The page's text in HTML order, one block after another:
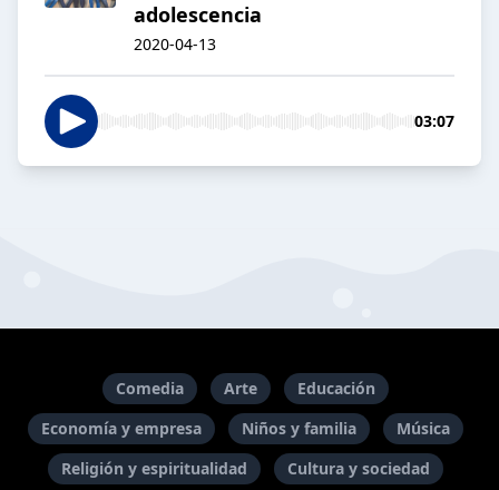
adolescencia
2020-04-13
03:07
Comedia Arte
Educación
Economía y empresa
Niños y familia
Música
Religión y espiritualidad
Cultura y sociedad